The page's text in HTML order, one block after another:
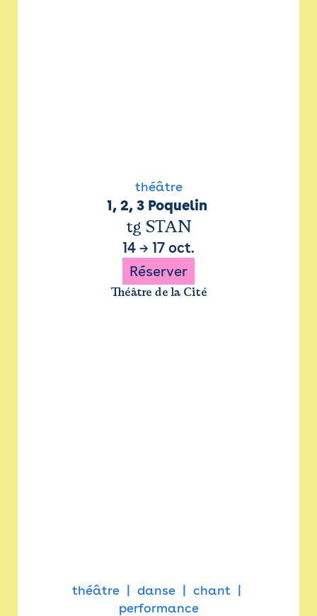
théâtre
1, 2, 3 Poquelin
tg STAN
14 → 17 oct.
Réserver
Théâtre de la Cité
théâtre danse
chant
performance